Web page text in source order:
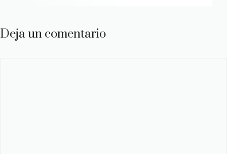
Deja un comentario